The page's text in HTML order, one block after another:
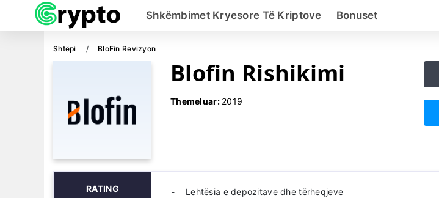
Shkëmbimet Kryesore Të Kriptove Bonuset
Shtëpi BloFin Revizyon
Blofin Rishikimi
Themeluar: 2019
RATING
Lehtësia e depozitave dhe tërheqjeve